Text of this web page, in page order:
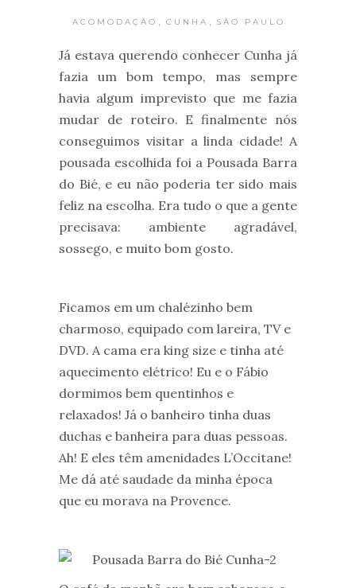
ACOMODAÇÃO CUNHA SÃO PAULO
Já estava querendo conhecer Cunha já
fazia um bom tempo, mas sempre
havia algum imprevisto que me fazia
mudar de roteiro. E finalmente nós
conseguimos visitar a linda cidade! A
pousada escolhida foi a Pousada Barra
do Bié, e eu não poderia ter sido mais
feliz na escolha. Era tudo o que a gente
precisava: ambiente agradável,
sossego, e muito bom gosto.
Ficamos em um chalézinho bem
charmoso, equipado com lareira, TV e
DVD. A cama era king size e tinha até
aquecimento elétrico! Eu e o Fábio
dormimos bem quentinhos e
relaxados! Já o banheiro tinha duas
duchas e banheira para duas pessoas.
Ah! E eles têm amenidades L’Occitane!
Me dá até saudade da minha época
que eu morava na Provence.